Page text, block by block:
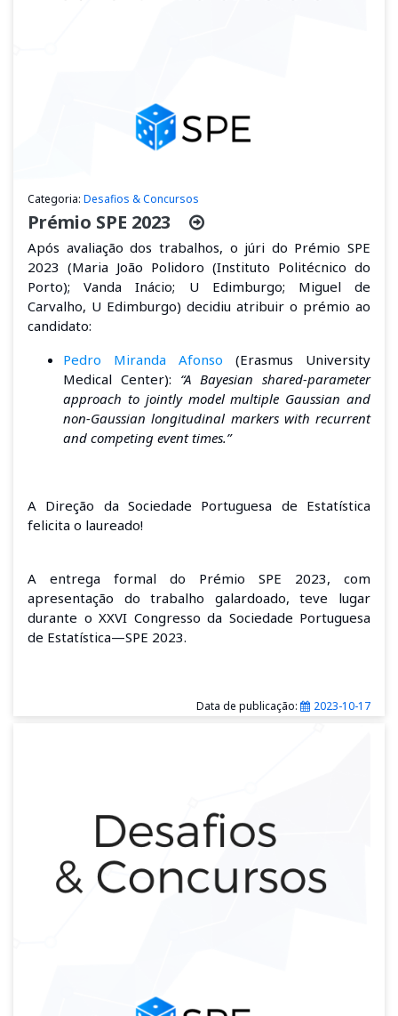
Categoria: Desafios & Concursos
Prémio SPE 2023
Após avaliação dos trabalhos, o júri do Prémio SPE
2023 (Maria João Polidoro (Instituto Politécnico do
Porto); Vanda Inácio; U Edimburgo; Miguel de
Carvalho, U Edimburgo) decidiu atribuir o prémio ao
candidato:
Pedro Miranda Afonso (Erasmus University
Medical Center): “A Bayesian shared-parameter
approach to jointly model multiple Gaussian and
non-Gaussian longitudinal markers with recurrent
and competing event times.”
A Direção da Sociedade Portuguesa de Estatística
felicita o laureado!
A entrega formal do Prémio SPE 2023, com
apresentação do trabalho galardoado, teve lugar
durante o XXVI Congresso da Sociedade Portuguesa
de Estatística—SPE 2023.
Data de publicação: 2023-10-17